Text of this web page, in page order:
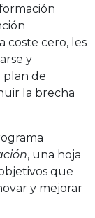
coste cero, les
y
plan de
la brecha
, una hoja
que
y mejorar